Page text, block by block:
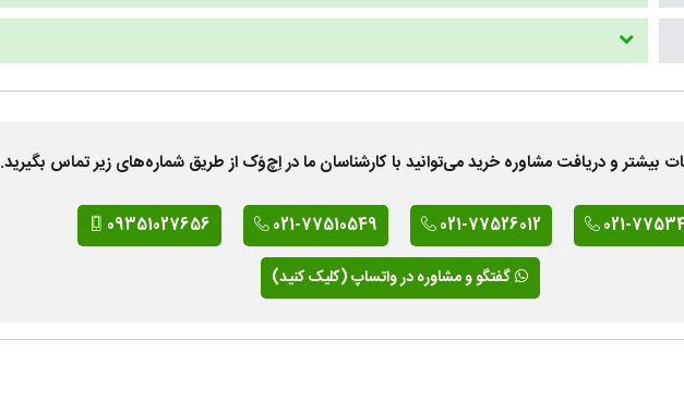
و دریافت مشاوره خرید می‌توانید با کارشناسان ما در اِچ‌وَک از طریق شماره‌های زیر تماس بگیرید.
021-
021-77526012
021-77510549
09351027656
گفتگو و مشاوره در واتساپ (کلیک کنید)